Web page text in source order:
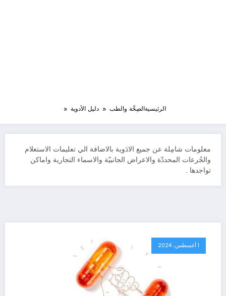
الرئيسيةالصِحَّة والطب دليل الأدوية
معلومات شامِلة عن جميع الادَوية بالاضافة الي تعليمات الاستعلام
والجُرعات المحددّة والاعراض الجانبيّة والاسماء التجارية واماكن
تواجدها .
1 أغسطس، 2024